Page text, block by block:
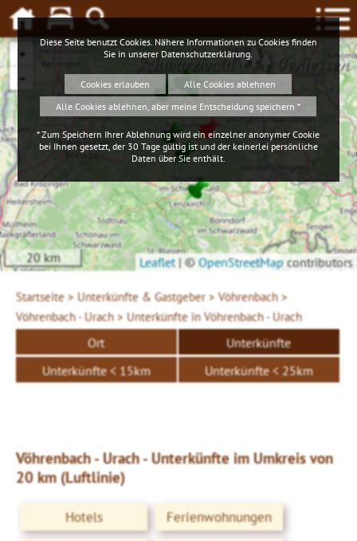
Schwarzwald Geniessen
+
−
20 km Leaflet |©OpenStreetMap contributors
Startseite > Unterkünfte & Gastgeber > Vöhrenbach >
Vöhrenbach - Urach > Unterkünfte in Vöhrenbach - Urach
Ort
Unterkünfte
Unterkünfte < 15km
Unterkünfte < 25km
Vöhrenbach - Urach - Unterkünfte im Umkreis von
20 km (Luftlinie)
Hotels
Ferienwohnungen
Diese Seite benutzt Cookies. Nähere Informationen zu Cookies finden
Sie in unserer Datenschutzerklärung
Cookies erlauben
Alle Cookies ablehnen
Alle Cookies ablehnen, aber meine Entscheidung speichern *
* Zum Speichern Ihrer Ablehnung wird ein einzelner anonymer Cookie
bei Ihnen gesetzt, der 30 Tage gültig ist und der keinerlei persönliche
Daten über Sie enthält.